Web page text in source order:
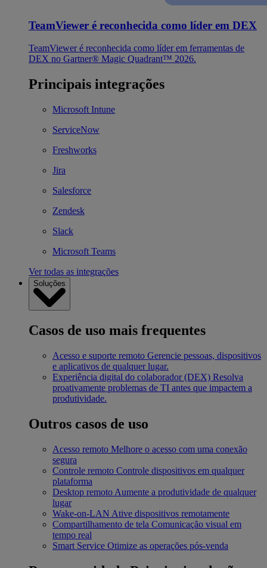
TeamViewer é reconhecida como líder em DEX
TeamViewer é reconhecida como líder em ferramentas de
DEX no Gartner® Magic Quadrant™ 2026.
Principais integrações
Microsoft Intune
ServiceNow
Freshworks
Jira
Salesforce
Zendesk
Slack
Microsoft Teams
Ver todas as integrações
Soluções
Casos de uso mais frequentes
Acesso e suporte remoto Gerencie pessoas, dispositivos
e aplicativos de qualquer lugar.
Experiência digital do colaborador (DEX) Resolva
proativamente problemas de TI antes que impactem a
produtividade.
Outros casos de uso
Acesso remoto Melhore o acesso com uma conexão
segura
Controle remoto Controle dispositivos em qualquer
plataforma
Desktop remoto Aumente a produtividade de qualquer
lugar
Wake-on-LAN Ative dispositivos remotamente
Compartilhamento de tela Comunicação visual em
tempo real
Smart Service Otimize as operações pós-venda